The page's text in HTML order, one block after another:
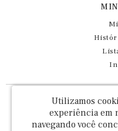
Fernando Maluhy Cia
Rua Dr Euclydes da Cunha,
Utilizamos
experiência em
navegando você